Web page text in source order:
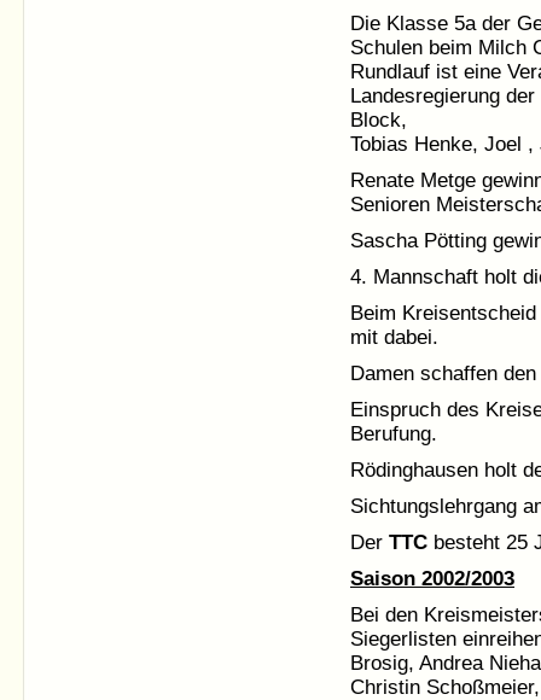
Die Klasse 5a der
Schulen beim Milch
Rundlauf ist eine
Landesregierung
Block,
Tobias Henke, Joel
Renate Metge
Senioren
Sascha Pötting
4. Mannschaft holt
Beim
mit dabei.
Damen schaffen
Einspruch des
Berufung.
Rödinghausen holt
Sichtungslehrgang
Der TTC besteht 25
Saison 2002/2003
Bei den
Siegerlisten
Brosig, Andrea
Christin